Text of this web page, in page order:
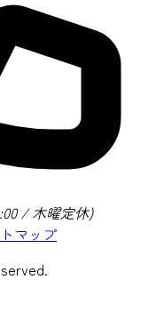
/ 木曜定休)
マップ